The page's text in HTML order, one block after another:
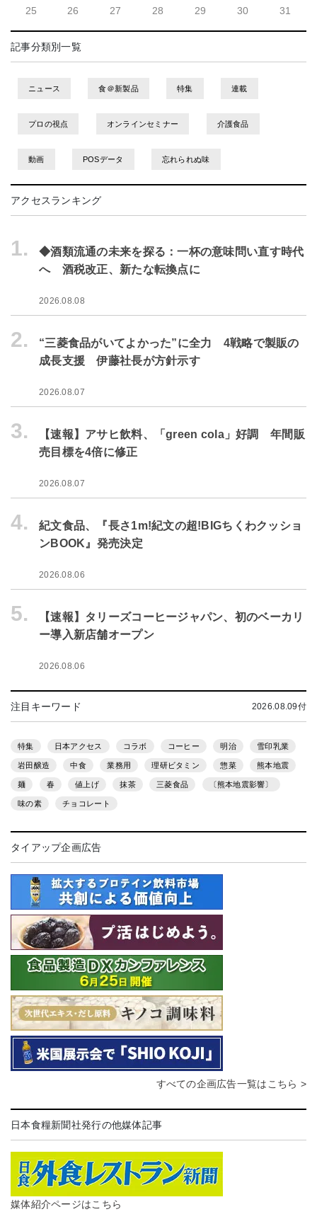
25
26 27 28 29 30 31
記事分類別一覧
ニュース 食＠新製品 特集 連載
プロの視点 オンラインセミナー 介護食品
動画 POSデータ 忘れられぬ味
アクセスランキング
1.
◆酒類流通の未来を探る：一杯の意味問い直す時代
へ 酒税改正、新たな転換点に
2026.08.08
2.
“三菱食品がいてよかった”に全力 4戦略で製販の
成長支援 伊藤社長が方針示す
2026.08.07
3.
【速報】アサヒ飲料、「green cola」好調 年間販
売目標を4倍に修正
2026.08.07
4.
紀文食品、『長さ1m!紀文の超!BIGちくわクッショ
ンBOOK』発売決定
2026.08.06
5.
【速報】タリーズコーヒージャパン、初のベーカリ
ー導入新店舗オープン
2026.08.06
注目キーワード 2026.08.09付
特集 日本アクセス コラボ コーヒー 明治 雪印乳業
岩田醸造 中食 業務用 理研ビタミン 惣菜 熊本地震
麺 春 値上げ 抹茶 三菱食品 〔熊本地震影響〕
味の素 チョコレート
タイアップ企画広告
すべての企画広告一覧はこちら >
日本食糧新聞社発行の他媒体記事
媒体紹介ページはこちら